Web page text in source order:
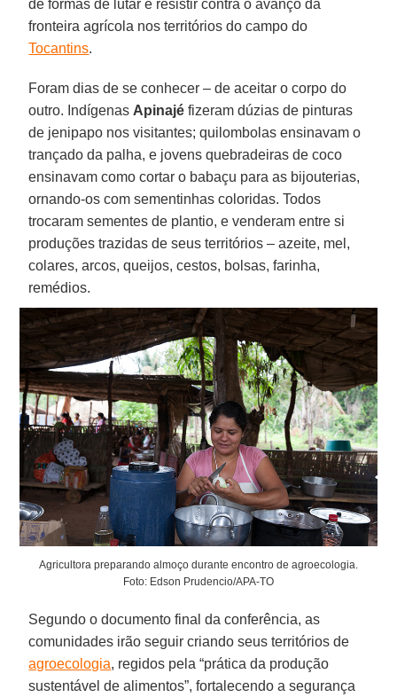
de formas de lutar e resistir contra o avanço da
fronteira agrícola nos territórios do campo do
Tocantins.
Foram dias de se conhecer – de aceitar o corpo do
outro. Indígenas Apinajé fizeram dúzias de pinturas
de jenipapo nos visitantes; quilombolas ensinavam o
trançado da palha, e jovens quebradeiras de coco
ensinavam como cortar o babaçu para as bijouterias,
ornando-os com sementinhas coloridas. Todos
trocaram sementes de plantio, e venderam entre si
produções trazidas de seus territórios – azeite, mel,
colares, arcos, queijos, cestos, bolsas, farinha,
remédios.
Agricultora preparando almoço durante encontro de agroecologia.
Foto: Edson Prudencio/APA-TO
Segundo o documento final da conferência, as
comunidades irão seguir criando seus territórios de
agroecologia, regidos pela “prática da produção
sustentável de alimentos”, fortalecendo a segurança